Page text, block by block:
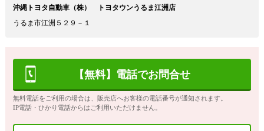
沖縄トヨタ自動車（株） トヨタウンうるま江洲店
うるま市江洲５２９－１
【無料】電話でお問合せ
無料電話をご利用の場合は、販売店へお客様の電話番号が通知されます。
IP電話・ひかり電話からはご利用いただけません。